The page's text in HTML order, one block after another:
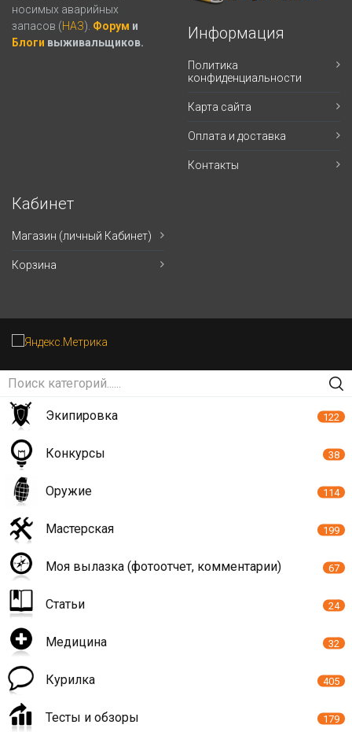
носимых аварийных
запасов (НАЗ). Форум и
Блоги выживальщиков.
Информация
Политика
конфиденциальности
Карта сайта
Оплата и доставка
Контакты
Кабинет
Магазин (личный Кабинет)
Корзина
Экипировка 122
Конкурсы 38
Оружие 114
Мастерская 199
Моя вылазка (фотоотчет, комментарии) 67
Статьи 24
Медицина 32
Курилка 405
Тесты и обзоры 179